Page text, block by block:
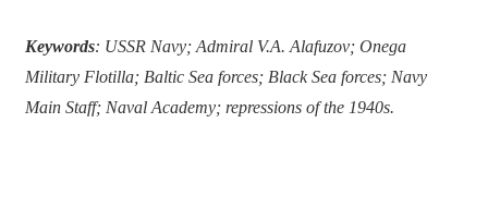
Keywords: USSR Navy; Admiral V.A. Alafuzov; Onega
Military Flotilla; Baltic Sea forces; Black Sea forces; Navy
Main Staff; Naval Academy; repressions of the 1940s.